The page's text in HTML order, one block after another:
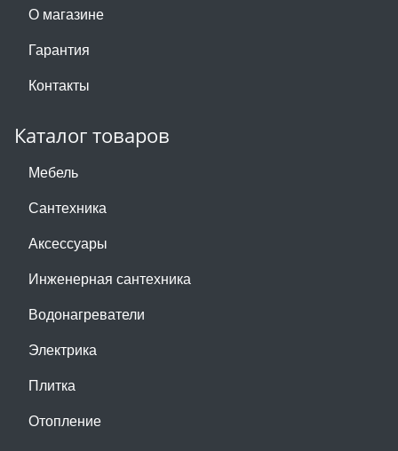
О магазине
Гарантия
Контакты
Каталог товаров
Мебель
Сантехника
Аксессуары
Инженерная сантехника
Водонагреватели
Электрика
Плитка
Отопление